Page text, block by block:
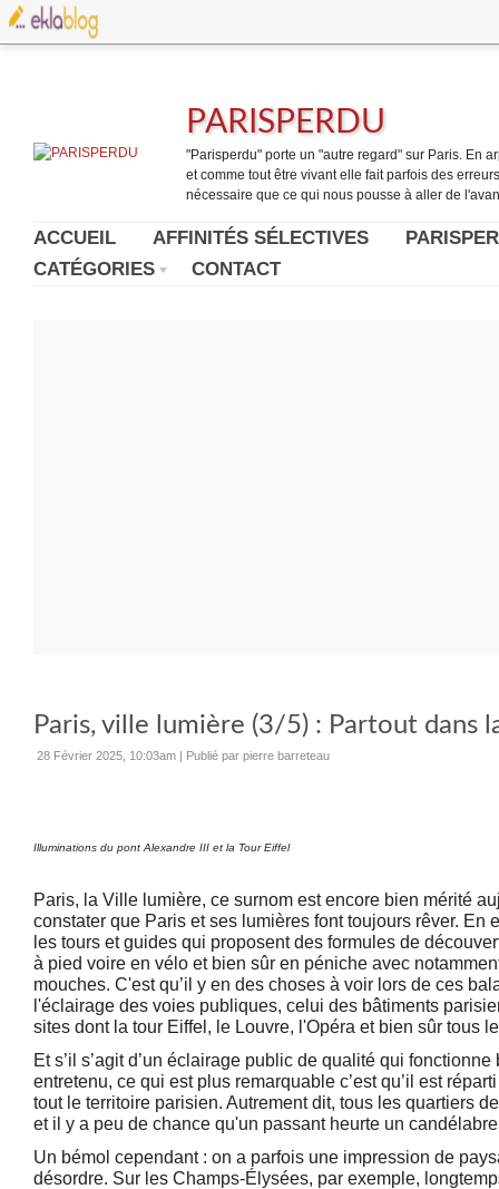
PARISPERDU
"Parisperdu" porte un "autre regard" sur Paris. En
et comme tout être vivant elle fait parfois des
nécessaire que ce qui nous pousse à aller de
ACCUEIL AFFINITÉS SÉLECTIVES
CATÉGORIES
CONTACT
Paris, ville lumière (3/5) : Partout dans
28 Février 2025, 10:03am | Publié par pierre barreteau
Illuminations du pont Alexandre III et la Tour Eiffel
Paris, la Ville lumière, ce surnom est encore bien mérité
constater que Paris et ses lumières font toujours rêver. En
les tours et guides qui proposent des formules de
à pied voire en vélo et bien sûr en péniche avec
mouches. C'est qu’il y en des choses à voir lors de ces
l'éclairage des voies publiques, celui des bâtiments
sites dont la tour Eiffel, le Louvre, l'Opéra et bien sûr tous
Et s’il s’agit d’un éclairage public de qualité qui
entretenu, ce qui est plus remarquable c’est qu’il est
tout le territoire parisien. Autrement dit, tous les quartiers
et il y a peu de chance qu'un passant heurte un
Un bémol cependant : on a parfois une impression de
désordre. Sur les Champs-Élysées, par exemple,